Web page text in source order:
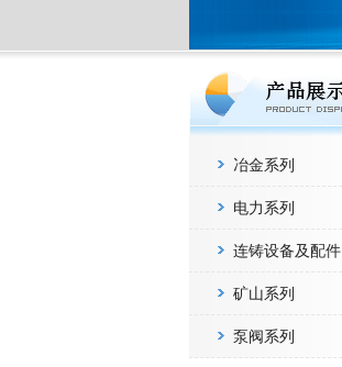
冶金系列
电力系列
连铸设备及配件
矿山系列
泵阀系列